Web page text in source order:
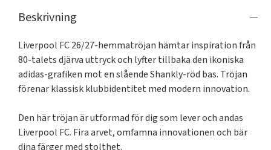
Beskrivning
Liverpool FC 26/27-hemmatröjan hämtar inspiration från
80-talets djärva uttryck och lyfter tillbaka den ikoniska
adidas-grafiken mot en slående Shankly-röd bas. Tröjan
förenar klassisk klubbidentitet med modern innovation.
Den här tröjan är utformad för dig som lever och andas
Liverpool FC. Fira arvet, omfamna innovationen och bär
dina färger med stolthet.